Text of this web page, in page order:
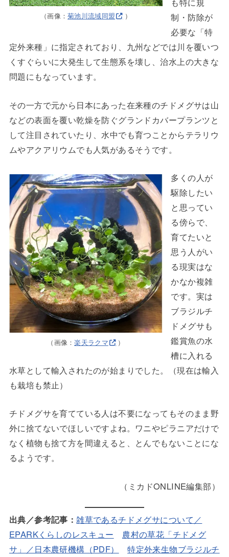
（画像：菊池川流域同盟 ）
制・防除が
必要な「特
定外来種」に指定されており、九州などでは川を覆いつ
くすぐらいに大発生して生態系を壊し、治水上の大きな
問題にもなっています。
その一方で元から日本にあった在来種のチドメグサは山
などの表面を覆い乾燥を防ぐグランドカバープランツと
して注目されていたり、水中でも育つことからテラリウ
ムやアクアリウムでも人気があるそうです。
（画像：楽天ラクマ ）
多くの人が
駆除したい
と思ってい
る傍らで、
育てたいと
思う人がい
る現実はな
かなか複雑
です。実は
ブラジルチ
ドメグサも
鑑賞魚の水
槽に入れる
水草として輸入されたのが始まりでした。（現在は輸入
も栽培も禁止）
チドメグサを育てている人は不要になってもそのまま野
外に捨てないでほしいですよね。ワニやピラニアだけで
なく植物も捨て方を間違えると、とんでもないことにな
るようです。
（ミカドONLINE編集部）
出典／参考記事：雑草であるチドメグサについて／
EPARKくらしのレスキュー
農村の草花「チドメグ
サ」／日本農研機構（PDF）
特定外来生物ブラジルチ